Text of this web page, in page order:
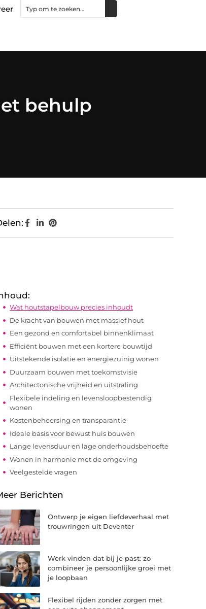
behulp
Wat houtstapelbouw precies inhoudt
De kracht van bouwen met massief hout
Een gezond en comfortabel binnenklimaat
Efficiënt bouwen met een kortere bouwtijd
Uitstekende isolatie en energiezuinig wonen
Duurzaam bouwen met toekomstvisie
Architectonische vrijheid en uitstraling
Flexibele indeling en levensloopbestendig
wonen
Kostenbeheersing en transparantie
Ideale basis voor bewust huis bouwen
Lange levensduur en lage onderhoudsbehoefte
Wonen in harmonie met de omgeving
Veelgestelde vragen
Berichten
Ontwerp je eigen liefdeverhaal met
trouwringen uit Deventer
Werk vinden dat bij je past: zo
combineer je persoonlijke groei met
je loopbaan
Flexibel rijden zonder zorgen met